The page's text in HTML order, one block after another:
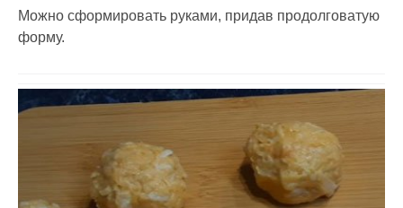
Можно сформировать руками, придав продолговатую
форму.